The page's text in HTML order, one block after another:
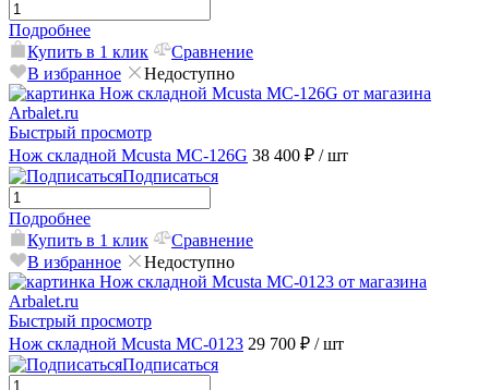
Подробнее
Купить в 1 клик
Сравнение
В избранное
Недоступно
Быстрый просмотр
Нож складной Mcusta MC-126G 38 400 ₽ / шт
Подписаться
Подробнее
Купить в 1 клик
Сравнение
В избранное
Недоступно
Быстрый просмотр
Нож складной Mcusta MC-0123 29 700 ₽ / шт
Подписаться